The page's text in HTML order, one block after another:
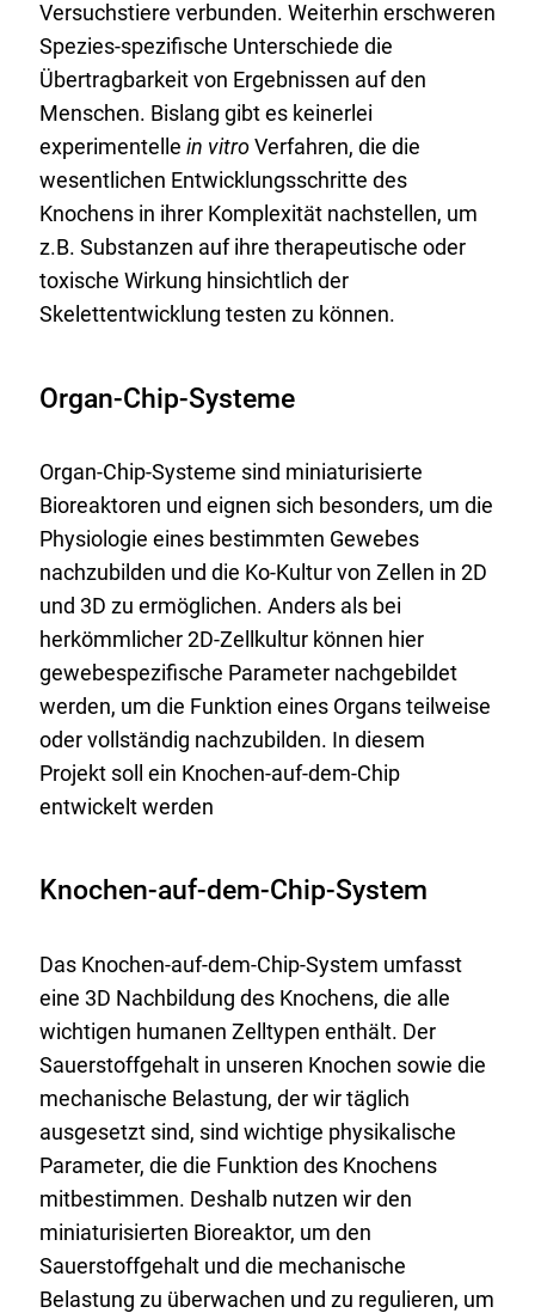
Versuchstiere verbunden. Weiterhin erschweren
Spezies-spezifische Unterschiede die
Übertragbarkeit von Ergebnissen auf den
Menschen. Bislang gibt es keinerlei
experimentelle in vitroVerfahren, die die
wesentlichen Entwicklungsschritte des
Knochens in ihrer Komplexität nachstellen, um
z.B. Substanzen auf ihre therapeutische oder
toxische Wirkung hinsichtlich der
Skelettentwicklung testen zu können.
Organ-Chip-Systeme
Organ-Chip-Systeme sind miniaturisierte
Bioreaktoren und eignen sich besonders, um die
Physiologie eines bestimmten Gewebes
nachzubilden und die Ko-Kultur von Zellen in 2D
und 3D zu ermöglichen. Anders als bei
herkömmlicher 2D-Zellkultur können hier
gewebespezifische Parameter nachgebildet
werden, um die Funktion eines Organs teilweise
oder vollständig nachzubilden. In diesem
Projekt soll ein Knochen-auf-dem-Chip
entwickelt werden
Knochen-auf-dem-Chip-System
Das Knochen-auf-dem-Chip-System umfasst
eine 3D Nachbildung des Knochens, die alle
wichtigen humanen Zelltypen enthält. Der
Sauerstoffgehalt in unseren Knochen sowie die
mechanische Belastung, der wir täglich
ausgesetzt sind, sind wichtige physikalische
Parameter, die die Funktion des Knochens
mitbestimmen. Deshalb nutzen wir den
miniaturisierten Bioreaktor, um den
Sauerstoffgehalt und die mechanische
Belastung zu überwachen und zu regulieren, um